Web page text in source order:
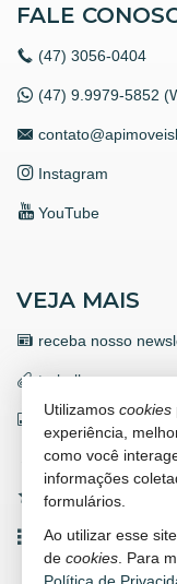
FALE
(47) 3056-0404
(47) 9.9979-5852
Instagram
YouTube
VEJA MAIS
receba nosso
trabalhe conosco
indicadores
cadastre seu imóvel
imóveis favoritos
mapa de imóveis
Utilizamos cookies
experiência,
como você
informações
formulários.
Ao utilizar esse
de cookies . Para